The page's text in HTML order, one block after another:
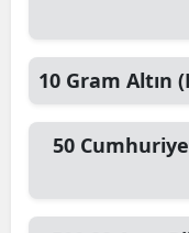
10 Gram Altın
50